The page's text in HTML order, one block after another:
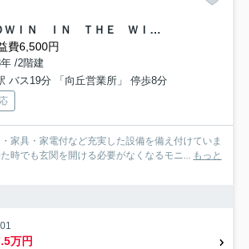
レオパレスＢＬＯＷＩＮ ＩＮ ＴＨＥ ＷＩＮＤ
費6,500円
/2階建
バス19分 「向丘営業所」 停歩8分
家具・家電付など充実した設備を備え付けていま
時でも玄関を開ける必要がなくなるモニ... もっと
万円